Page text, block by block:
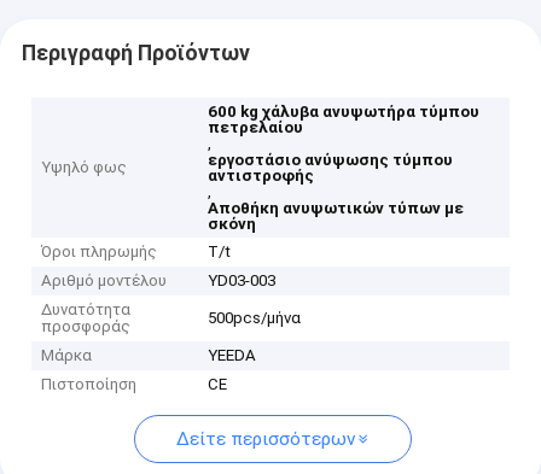
Περιγραφή Προϊόντων
Υψηλό φως
600 kg χάλυβα ανυψωτήρα τύμπου
πετρελαίου
,
εργοστάσιο ανύψωσης τύμπου
αντιστροφής
,
Αποθήκη ανυψωτικών τύπων με
σκόνη
Όροι πληρωμής
T/t
Αριθμό μοντέλου
YD03-003
Δυνατότητα
προσφοράς
500pcs/μήνα
Μάρκα
YEEDA
Πιστοποίηση
CE
Δείτε περισσότερων